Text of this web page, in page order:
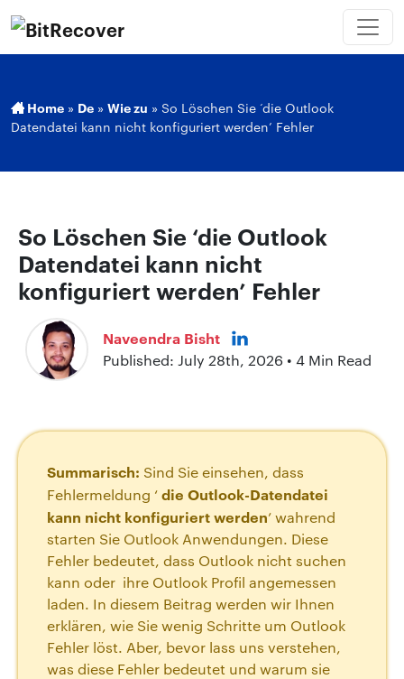
Home » De » Wie zu » So Löschen Sie ‘die Outlook
Datendatei kann nicht konfiguriert werden’ Fehler
So Löschen Sie ‘die Outlook
Datendatei kann nicht
konfiguriert werden’ Fehler
Naveendra Bisht
Published: July 28th, 2026 • 4 Min Read
Summarisch: Sind Sie einsehen, dass
Fehlermeldung ‘die Outlook-Datendatei
kann nicht konfiguriert werden’ wahrend
starten Sie Outlook Anwendungen. Diese
Fehler bedeutet, dass Outlook nicht suchen
kann oder ihre Outlook Profil angemessen
laden. In diesem Beitrag werden wir Ihnen
erklären, wie Sie wenig Schritte um Outlook
Fehler löst. Aber, bevor lass uns verstehen,
was diese Fehler bedeutet und warum sie